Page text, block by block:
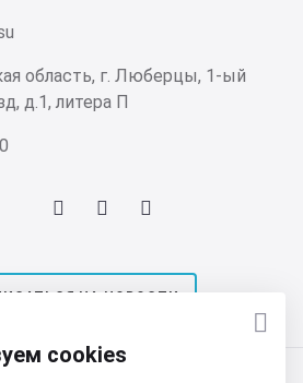
НА НОВОСТИ
область, г. Люберцы, 1-ый
д.1, литера П
cookies